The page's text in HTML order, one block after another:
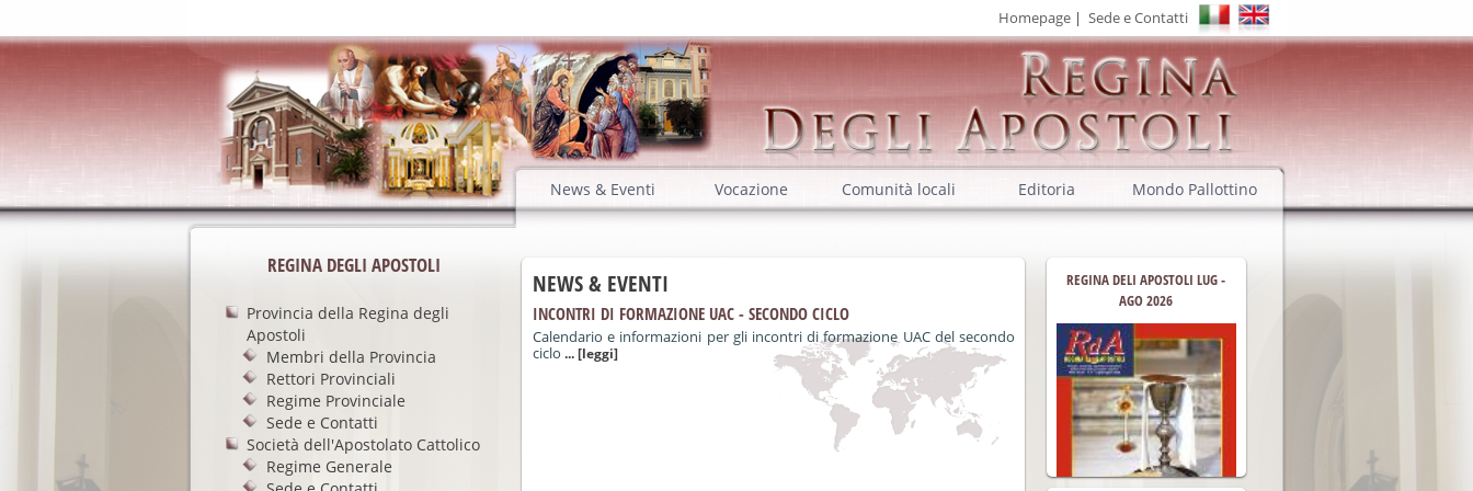
Homepage | Sede e Contatti
News & Eventi Vocazione Comunità locali Editoria Mondo Pallottino
REGINA DEGLI APOSTOLI
Provincia della Regina degli
Apostoli
Membri della Provincia
Rettori Provinciali
Regime Provinciale
Sede e Contatti
Società dell'Apostolato Cattolico
Regime Generale
NEWS & EVENTI
INCONTRI DI FORMAZIONE UAC - SECONDO CICLO
Calendario e informazioni per gli incontri di formazione UAC del secondo
ciclo ... [leggi]
REGINA DELI APOSTOLI LUG -
AGO 2026